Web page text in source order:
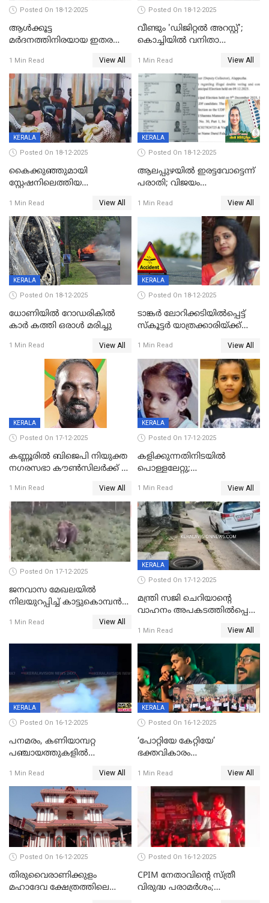
Posted On 18-12-2025
ആൾക്കൂട്ട
മർദനത്തിനിരയായ ഇതര
നടുക്കുന്ന സംഭവം
വാളയാറിൽ
1 Min Read View All
Posted On 18-12-2025
വീണ്ടും 'ഡിജിറ്റല്‍ അറസ്റ്റ്';
കൊച്ചിയില്‍ വനിതാ
കോടി രൂപ
1 Min Read View All
KERALA
Posted On 18-12-2025
കൈക്കുഞ്ഞുമായി
സ്റ്റേഷനിലെത്തിയ
കരണത്തടിച്ചു; CC ടിവി
ദൃശ്യങ്ങൾ പുറത്ത്
1 Min Read View All
KERALA
Posted On 18-12-2025
ആലപ്പുഴയിൽ ഇരട്ടവോട്ടെന്ന്
പരാതി; വിജയം
വാർഡിലെ എൽഡിഎഫ്
സ്ഥാനാർത്ഥി
1 Min Read View All
KERALA
Posted On 18-12-2025
ധോണിയിൽ റോഡരികിൽ
കാർ കത്തി ഒരാൾ മരിച്ചു
1 Min Read View All
KERALA
Posted On 18-12-2025
ടാങ്കർ ലോറിക്കടിയിൽപ്പെട്ട്
സ്കൂട്ടർ യാത്രക്കാരിയ്ക്ക്
കണ്ടോത്ത് ദേശീയ പാതയിൽ
1 Min Read View All
KERALA
Posted On 17-12-2025
കണ്ണൂരിൽ ബിജെപി നിയുക്ത
നഗരസഭാ കൗൺസിലർക്ക് 36
1 Min Read View All
KERALA
Posted On 17-12-2025
കളിക്കുന്നതിനിടയിൽ
പൊള്ളലേറ്റു;
ക്ലാസ് വിദ്യാർത്ഥിനി മരിച്ചു
1 Min Read View All
Posted On 17-12-2025
ജനവാസ മേഖലയില്‍
നിലയുറപ്പിച്ച് കാട്ടുകൊമ്പന്‍
1 Min Read View All
KERALA
Posted On 17-12-2025
മന്ത്രി സജി ചെറിയാന്റെ
വാഹനം അപകടത്തിൽപ്പെട്ടു;
രക്ഷപ്പെട്ടത് തലനാരിടയ്ക്ക്
1 Min Read View All
KERALA
Posted On 16-12-2025
പനമരം, കണിയാമ്പറ്റ
പഞ്ചായത്തുകളിൽ
സ്ഥാപനങ്ങൾക്ക് അവധി
1 Min Read View All
KERALA
Posted On 16-12-2025
‘പോറ്റിയേ കേറ്റിയേ’
ഭക്തവികാരം
ഡിജിപിക്ക് പരാതി; ശക്തമായ
നടപടി വേണമെന്നു
സിപിഐഎമ്മും
1 Min Read View All
Posted On 16-12-2025
തിരുവൈരാണിക്കുളം
മഹാദേവ ക്ഷേത്രത്തിലെ
Posted On 16-12-2025
CPIM നേതാവിൻ്റെ സ്ത്രീ
വിരുദ്ധ പരാമർശം;